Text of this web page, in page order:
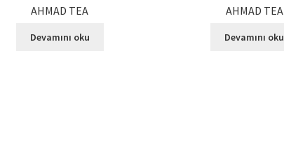
AHMAD TEA
Devamını oku
AHMAD TEA
Devamını oku